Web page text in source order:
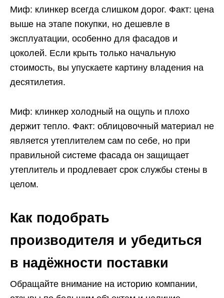
Миф: клинкер всегда слишком дорог. Факт: цена
выше на этапе покупки, но дешевле в
эксплуатации, особенно для фасадов и
цоколей. Если крыть только начальную
стоимость, вы упускаете картину владения на
десятилетия.
Миф: клинкер холодный на ощупь и плохо
держит тепло. Факт: облицовочный материал не
является утеплителем сам по себе, но при
правильной системе фасада он защищает
утеплитель и продлевает срок службы стены в
целом.
Как подобрать
производителя и убедиться
в надёжности поставки
Обращайте внимание на историю компании,